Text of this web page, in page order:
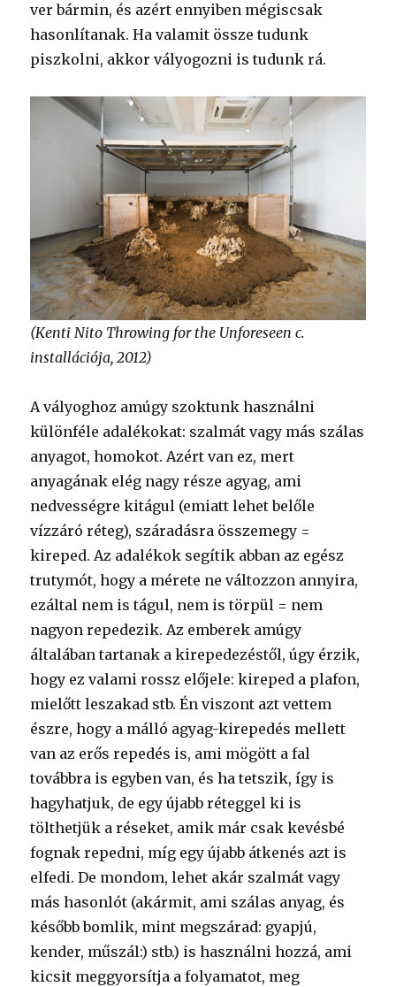
ver bármin, és azért ennyiben mégiscsak
hasonlítanak. Ha valamit össze tudunk
piszkolni, akkor vályogozni is tudunk rá.
(Kenti Nito Throwing for the Unforeseen c.
installációja, 2012)
A vályoghoz amúgy szoktunk használni
különféle adalékokat: szalmát vagy más szálas
anyagot, homokot. Azért van ez, mert
anyagának elég nagy része agyag, ami
nedvességre kitágul (emiatt lehet belőle
vízzáró réteg), száradásra összemegy =
kireped. Az adalékok segítik abban az egész
trutymót, hogy a mérete ne változzon annyira,
ezáltal nem is tágul, nem is törpül = nem
nagyon repedezik. Az emberek amúgy
általában tartanak a kirepedezéstől, úgy érzik,
hogy ez valami rossz előjele: kireped a plafon,
mielőtt leszakad stb. Én viszont azt vettem
észre, hogy a málló agyag-kirepedés mellett
van az erős repedés is, ami mögött a fal
továbbra is egyben van, és ha tetszik, így is
hagyhatjuk, de egy újabb réteggel ki is
tölthetjük a réseket, amik már csak kevésbé
fognak repedni, míg egy újabb átkenés azt is
elfedi. De mondom, lehet akár szalmát vagy
más hasonlót (akármit, ami szálas anyag, és
később bomlik, mint megszárad: gyapjú,
kender, műszál:) stb.) is használni hozzá, ami
kicsit meggyorsítja a folyamatot, meg